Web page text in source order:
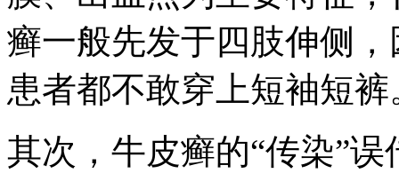
癣一般先发于四肢伸侧
患者都不敢穿上短袖短裤
其次，牛皮癣的“传染”